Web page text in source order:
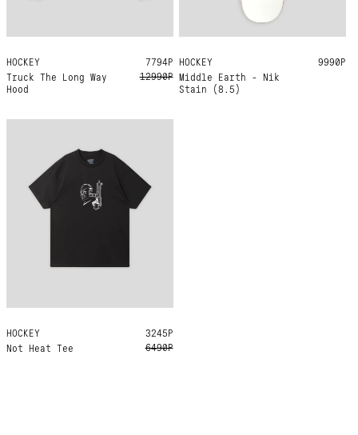
HOCKEY
Truck The Long Way
Hood
M L XL
7794Р
12990Р
HOCKEY
Middle Earth - Nik
Stain (8.5)
8.5 9990Р
HOCKEY
Not Heat Tee
XL
3245Р
6490Р